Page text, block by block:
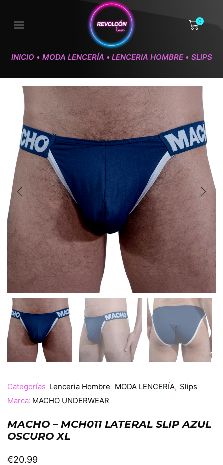
0
INICIO • MODA LENCERÍA • LENCERIA HOMBRE • SLIPS
Categorías Lenceria Hombre, MODA LENCERÍA, Slips
Marca: MACHO UNDERWEAR
MACHO – MCH011 LATERAL SLIP AZUL
OSCURO XL
€20.99